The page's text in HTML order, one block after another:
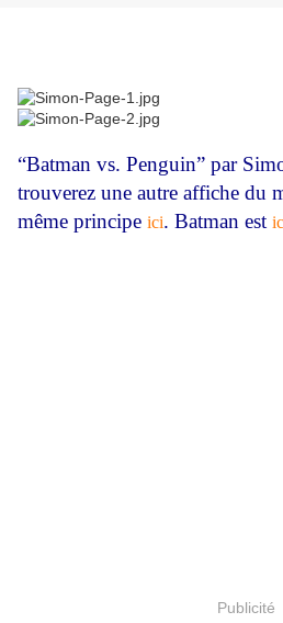
“Batman vs. Penguin” par
trouverez une autre affiche du
même principe ici. Batman est
Publicité